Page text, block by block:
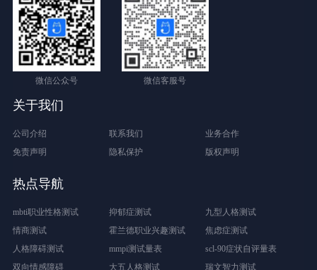
微信公众号 微信客服号
关于我们
公司介绍 联系我们
业务合作
免责声明
隐私保护 版权声明
热点导航
mbti职业性格测试 抑郁症测试
九型人格测试
情商测试
霍兰德职业兴趣测试
焦虑症测试
人格障碍测试
mmpi测试量表
scl-90症状自评量表
双向情感障碍
大五人格测试 瑞文智力测试